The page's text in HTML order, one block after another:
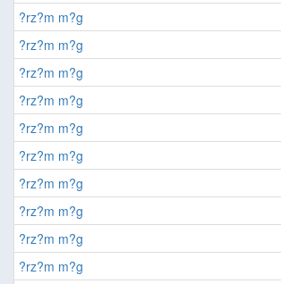
?rz?m m?g
?rz?m m?g
?rz?m m?g
?rz?m m?g
?rz?m m?g
?rz?m m?g
?rz?m m?g
?rz?m m?g
?rz?m m?g
?rz?m m?g